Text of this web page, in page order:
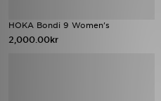
HOKA Bondi 9 Women's
2,000.00kr